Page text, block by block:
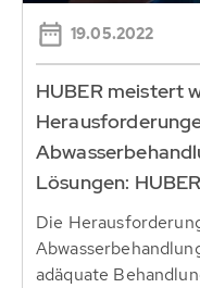
19.05.2022
HUBER meistert
Lösungen:
Die
adäquate